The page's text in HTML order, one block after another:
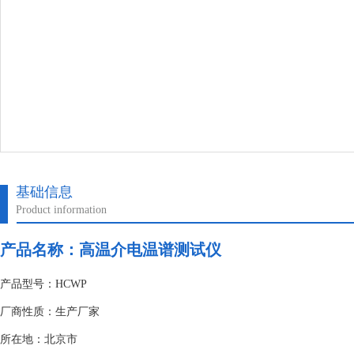
基础信息
Product information
产品名称： 高温介电温谱测试仪
产品型号：HCWP
厂商性质：生产厂家
所在地：北京市